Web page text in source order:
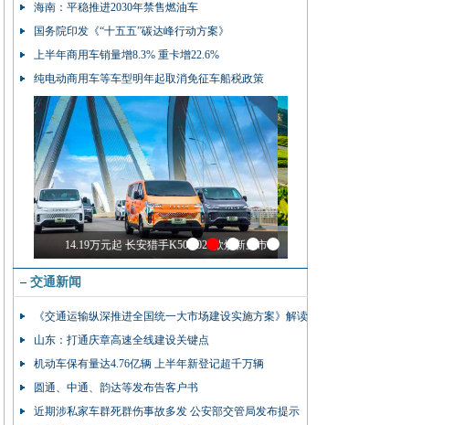
海南：平稳推进2030年禁售燃油车
国务院印发《“十五五”碳达峰行动方案》
上半年商用车销量增8.3% 重卡增22.6%
纯电动商用车等车型明年起取消免征车船税政策
14.19万元起 长安猎手K50 2026款焕新上市
– 交通新闻
《交通运输纵深推进全国统一大市场建设实施方案》解读
山东：打通庆章高速全线建设关键点
机动车保有量达4.76亿辆 上半年新登记超千万辆
圆通、中通、韵达等发布告客户书
近期涉私家车群死群伤事故多发 公安部交管局发布提示